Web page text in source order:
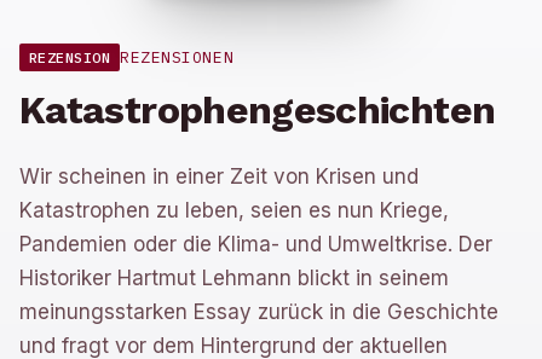
REZENSION REZENSIONEN
Katastrophengeschichten
Wir scheinen in einer Zeit von Krisen und
Katastrophen zu leben, seien es nun Kriege,
Pandemien oder die Klima- und Umweltkrise. Der
Historiker Hartmut Lehmann blickt in seinem
meinungsstarken Essay zurück in die Geschichte
und fragt vor dem Hintergrund der aktuellen